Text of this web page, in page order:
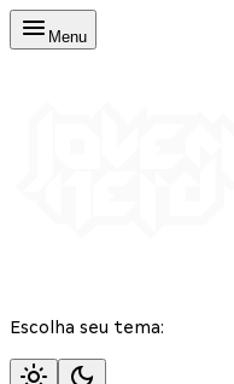
Menu
Escolha seu tema: